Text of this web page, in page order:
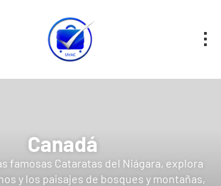
Canadá
famosas Cataratas del Niágara, explora
y los paisajes de bosques y montañas,